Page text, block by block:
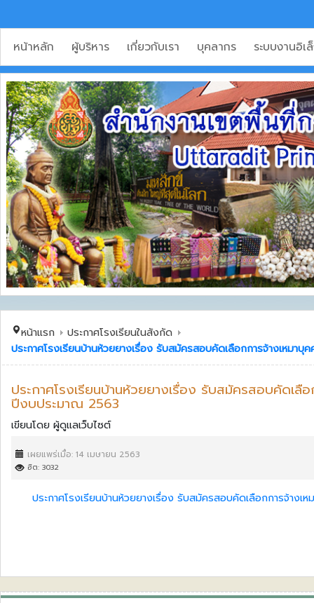
หน้าหลัก ผู้บริหาร เกี่ยวกับเรา บุคลากร ระบบงานอิ
หน้าแรก
ประกาศโรงเรียนในสังกัด
ประกาศโรงเรียนบ้านห้วยยางเรื่อง รับสมัครสอบคัดเลือกการจ้างเหม
ประกาศโรงเรียนบ้านห้วยยางเรื่อง รับสมัครสอบคัดเ
ปีงบประมาณ 2563
เขียนโดย ผู้ดูแลเว็บไซต์
เผยแพร่เมื่อ: 14 เมษายน 2563
ฮิต: 3032
ประกาศโรงเรียนบ้านห้วยยางเรื่อง รับสมัครสอบคัดเลือกการจ้า